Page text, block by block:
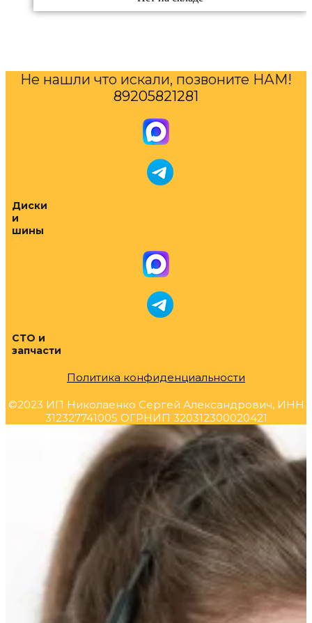
Не нашли что искали, позвоните НАМ!
89205821281
Диски
и
шины
СТО и
запчасти
Политика конфиденциальности
©2023 ИП Николаенко Сергей Александрович, ИНН
312327741005 ОГРНИП 320312300020421